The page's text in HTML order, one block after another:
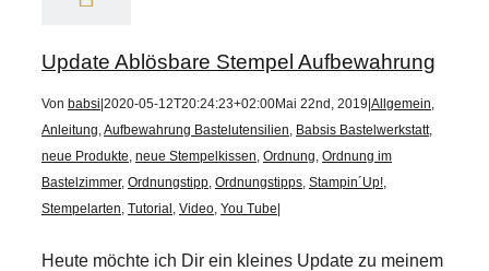
Update Ablösbare Stempel Aufbewahrung
Von babsi 2020-05-12T20:24:23+02:00Mai 22nd, 2019 Allgemein,
Anleitung,Aufbewahrung Bastelutensilien, Babsis Bastelwerkstatt,
neue Produkte, neue Stempelkissen, Ordnung, Ordnung im
Bastelzimmer, Ordnungstipp, Ordnungstipps, Stampin´Up!,
Stempelarten, Tutorial , Video, You Tube
Heute möchte ich Dir ein kleines Update zu meinem